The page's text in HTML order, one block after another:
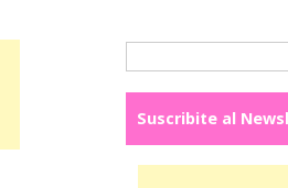
Suscribite al